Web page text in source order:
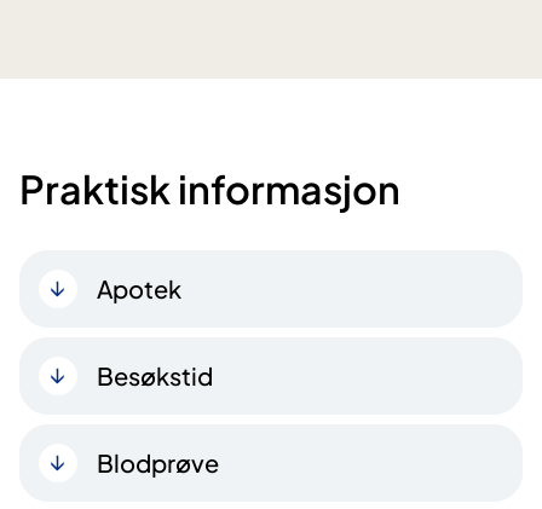
Praktisk informasjon
Apotek
Besøkstid
Blodprøve